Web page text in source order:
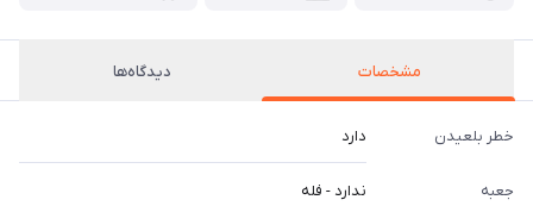
مشخصات دیدگاه‌ها
خطر بلعیدن دارد
جعبه ندارد - فله